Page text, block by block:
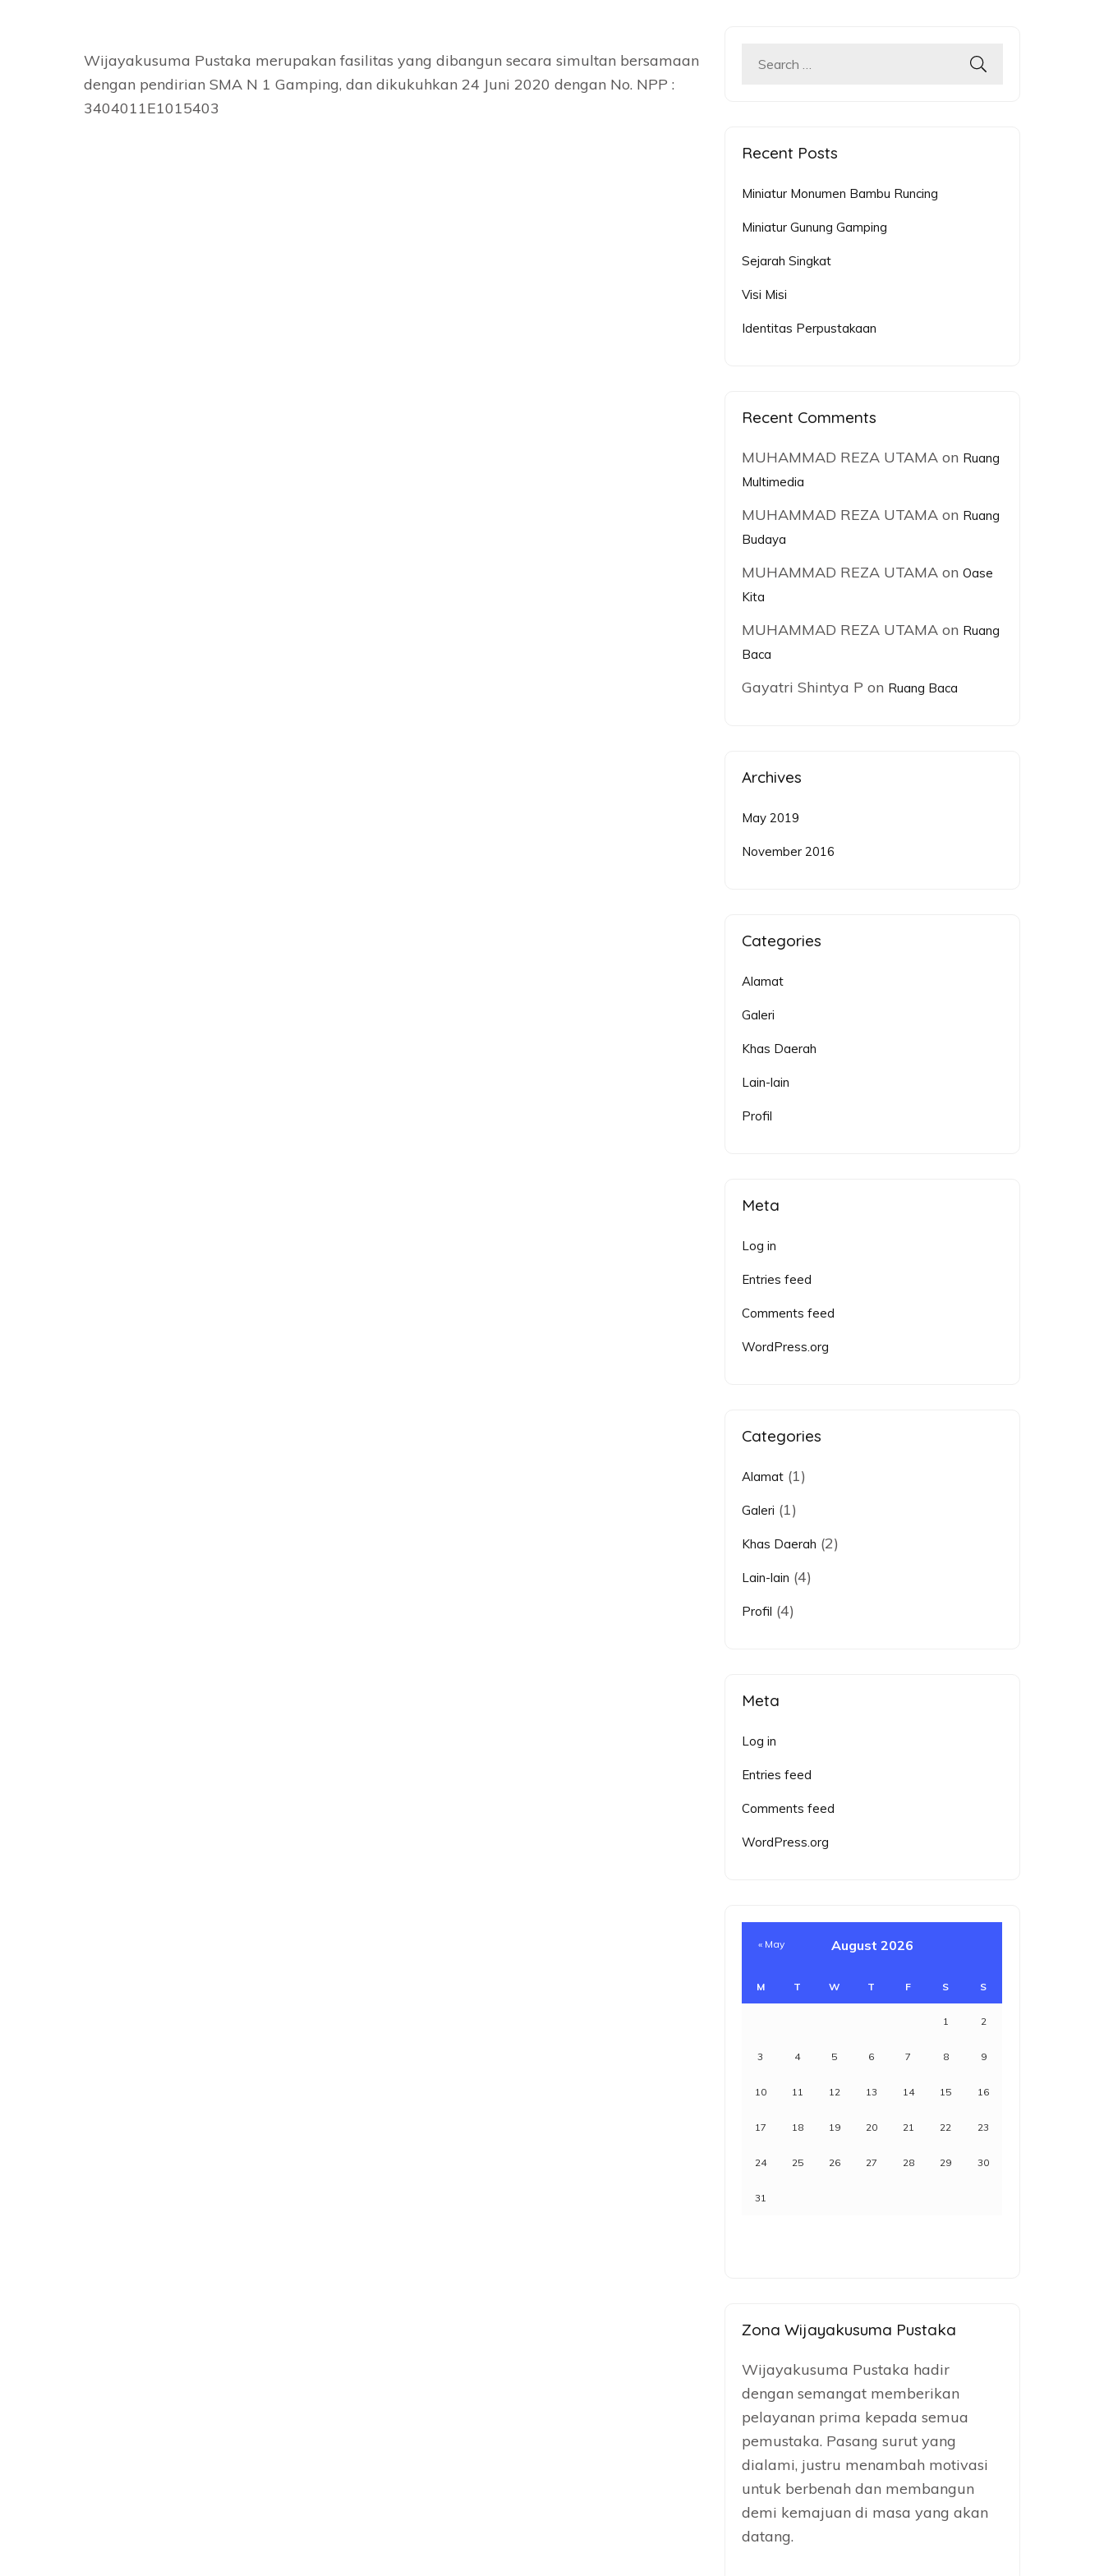
Wijayakusuma Pustaka merupakan fasilitas yang dibangun secara simultan bersamaan
dengan pendirian SMA N 1 Gamping, dan dikukuhkan 24 Juni 2020 dengan No. NPP :
3404011E1015403
Search
Recent Posts
Miniatur Monumen Bambu Runcing
Miniatur Gunung Gamping
Sejarah Singkat
Visi Misi
Identitas Perpustakaan
Recent Comments
MUHAMMAD REZA UTAMA on Ruang
Multimedia
MUHAMMAD REZA UTAMA on Ruang
Budaya
MUHAMMAD REZA UTAMA onOase
Kita
MUHAMMAD REZA UTAMA on Ruang
Baca
Gayatri Shintya P on Ruang Baca
Archives
May 2019
November 2016
Categories
Alamat
Galeri
Khas Daerah
Lain-lain
Profil
Meta
Log in
Entries feed
Comments feed
WordPress.org
Categories
Alamat (1)
Galeri (1)
Khas Daerah (2)
Lain-lain (4)
Profil (4)
Meta
Log in
Entries feed
Comments feed
WordPress.org
August 2026
M T W T F S S
1 2
3 4 5 6 7 8 9
10 11 12 13 14 15 16
17 18 19 20 21 22 23
24 25 26 27 28 29 30
31
« May
Zona Wijayakusuma Pustaka
Wijayakusuma Pustaka hadir
dengan semangat memberikan
pelayanan prima kepada semua
pemustaka. Pasang surut yang
dialami, justru menambah motivasi
untuk berbenah dan membangun
demi kemajuan di masa yang akan
datang.